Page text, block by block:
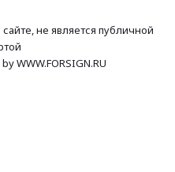
не является публичной
WWW.FORSIGN.RU